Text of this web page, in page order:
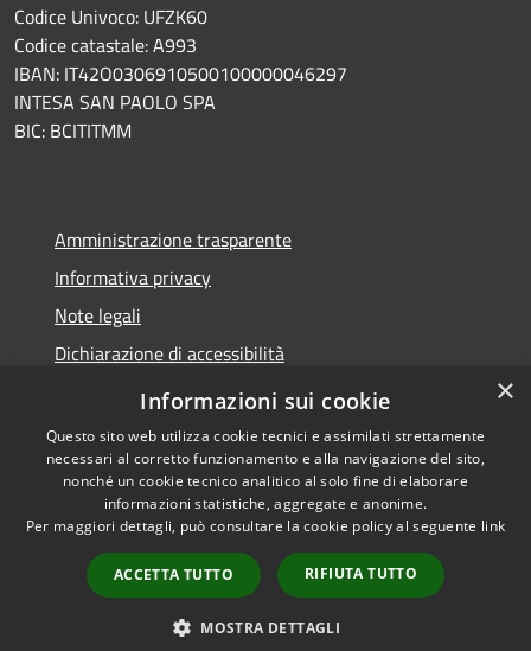
Codice Univoco: UFZK60
Codice catastale: A993
IBAN: IT42O0306910500100000046297
INTESA SAN PAOLO SPA
BIC: BCITITMM
Amministrazione trasparente
Informativa privacy
Note legali
Dichiarazione di accessibilità
Meccanismo di feedback
Accessibilità
Copyright © 2026 • Comune di
Borghetto d'Arroscia •
Powered byMunicipium
Accesso redazione
×
Informazioni sui cookie
Questo sito web utilizza cookie tecnici e assimilati strettamente
necessari al corretto funzionamento e alla navigazione del sito,
nonché un cookie tecnico analitico al solo fine di elaborare
informazioni statistiche, aggregate e anonime.
Per maggiori dettagli, può consultare la cookie policy al seguente link
ACCETTA TUTTO RIFIUTA TUTTO
MOSTRA DETTAGLI